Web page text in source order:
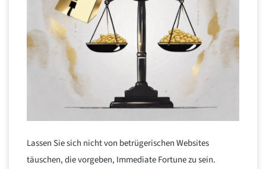
Lassen Sie sich nicht von betrügerischen Websites
täuschen, die vorgeben, Immediate Fortune zu sein.